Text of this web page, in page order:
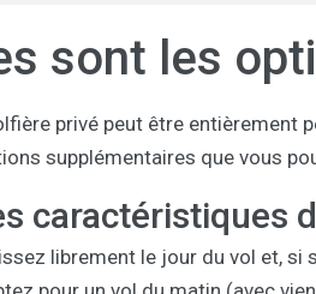
sont les
privé peut être entièrement
supplémentaires que vous
caractéristiques
librement le jour du vol et,